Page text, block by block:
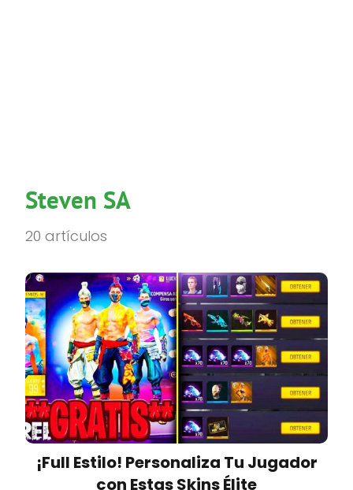
Steven SA
20 artículos
¡Full Estilo! Personaliza Tu Jugador
con Estas Skins Élite